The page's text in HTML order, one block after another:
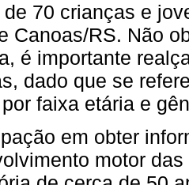
de 70 crianças e
Canoas/RS. Não
é importante
dado que se
faixa etária e
em obter
motor